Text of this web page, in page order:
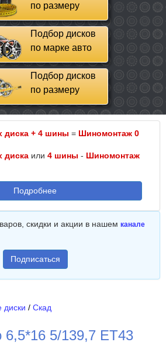
по размеру
Подбор дисков
по марке авто
Подбор дисков
по размеру
диска + 4 шины = Шиномонтаж 0
диска или 4 шины - Шиномонтаж
Подробнее
скидки и акции в нашем канале
Подписаться
диски / Скад
6,5*16 5/139,7 ET43